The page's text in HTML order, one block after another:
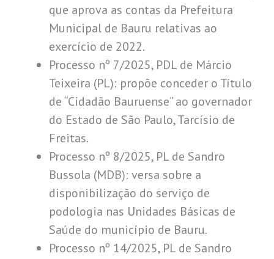
que aprova as contas da Prefeitura
Municipal de Bauru relativas ao
exercício de 2022.
Processo nº 7/2025, PDL de Márcio
Teixeira (PL): propõe conceder o Título
de “Cidadão Bauruense” ao governador
do Estado de São Paulo, Tarcísio de
Freitas.
Processo nº 8/2025, PL de Sandro
Bussola (MDB): versa sobre a
disponibilização do serviço de
podologia nas Unidades Básicas de
Saúde do município de Bauru.
Processo nº 14/2025, PL de Sandro